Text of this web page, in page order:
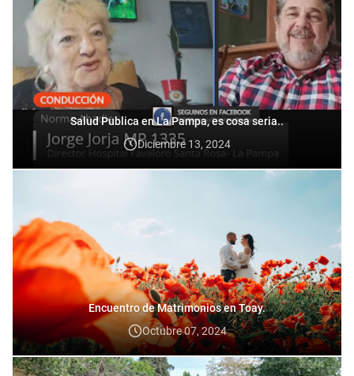
Salud Publica en La Pampa, es cosa seria..
Diciembre 13, 2024
Encuentro de Matrimonios en Toay.
Octubre 07, 2024